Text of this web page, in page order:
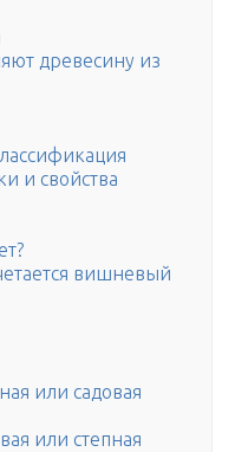
древесину из
и свойства
вишневый
или садовая
или степная